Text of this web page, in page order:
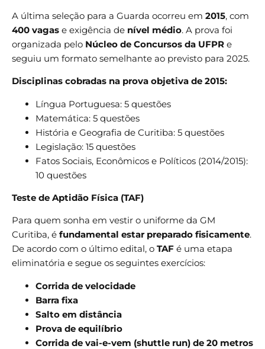
A última seleção para a Guarda ocorreu em 2015, com
400 vagas e exigência de nível médio. A prova foi
organizada pelo Núcleo de Concursos da UFPR e
seguiu um formato semelhante ao previsto para 2025.
Disciplinas cobradas na prova objetiva de 2015:
Língua Portuguesa: 5 questões
Matemática: 5 questões
História e Geografia de Curitiba: 5 questões
Legislação: 15 questões
Fatos Sociais, Econômicos e Políticos (2014/2015):
10 questões
Teste de Aptidão Física (TAF)
Para quem sonha em vestir o uniforme da GM
Curitiba, é fundamental estar preparado fisicamente.
De acordo com o último edital, o TAF é uma etapa
eliminatória e segue os seguintes exercícios:
Corrida de velocidade
Barra fixa
Salto em distância
Prova de equilíbrio
Corrida de vai-e-vem (shuttle run) de 20 metros